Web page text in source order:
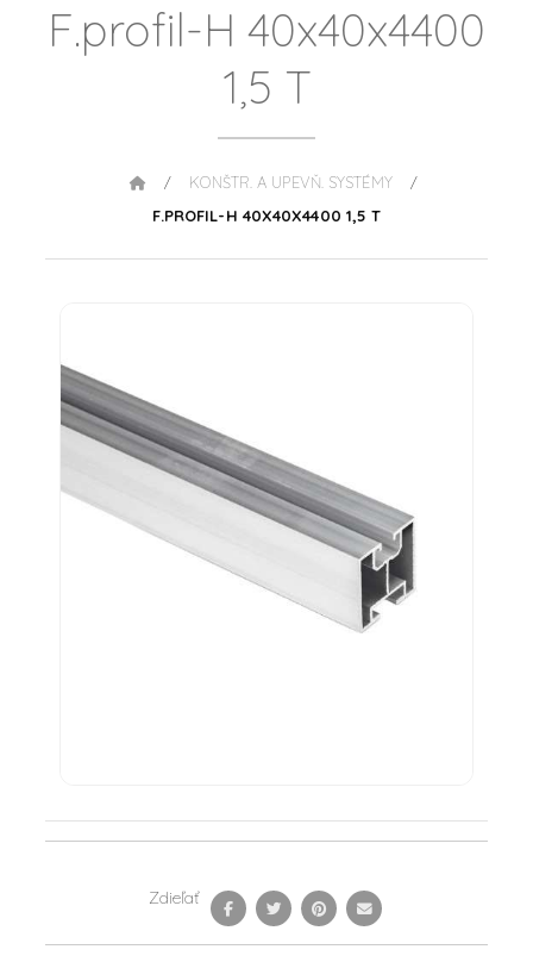
F.profil-H 40x40x4400
1,5 T
/ KONŠTR. A UPEVŇ. SYSTÉMY /
F.PROFIL-H 40X40X4400 1,5 T
Zdieľať